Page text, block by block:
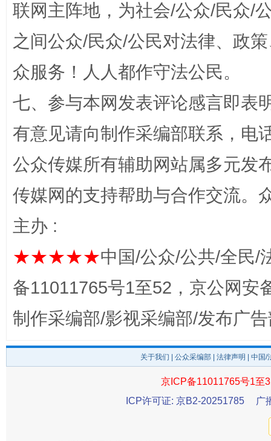
千年窑火 生生不息 一
揭开“小金库”的免责幌子
联网主阵地，为社会/公众/民众/
之间公众/民众/公民对法律、政
众服务！人人都作守法公民。
七、参与本网发表评论感言即表
有意见请向制作采编部联系，电
公众传媒所有辅助网站属多元发
传媒网的支持帮助与合作交流。
主办 :
★★★★★中国/公众/公共/全民/
备11011765号1至52，京公网安
制作采编部/影视采编部/发布广
关于我们 公众采编部 法律声明 | 中国
京ICP备11011765号1至
ICP许可证: 京B2-20251785
广